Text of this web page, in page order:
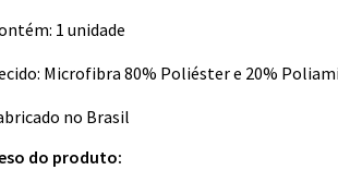
1 unidade
Microfibra 80% Poliéster e 20%
no Brasil
do produto: